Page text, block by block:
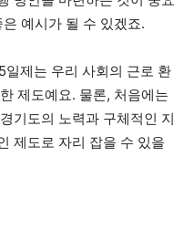
예시가 될 수 있겠죠.
제는 우리 사회의 근로 환
제도예요. 물론, 처음에는
기도의 노력과 구체적인 지
제도로 자리 잡을 수 있을